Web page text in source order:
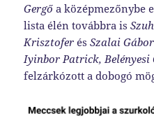
Gergőa középmezőnybe
lista élén továbbra is
KrisztoferésSzalai
Iyinbor Patrick, Belényesi
felzárkózott a dobogó